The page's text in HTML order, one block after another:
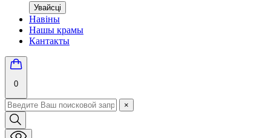
Увайсці
Навіны
Нашы крамы
Кантакты
0
×